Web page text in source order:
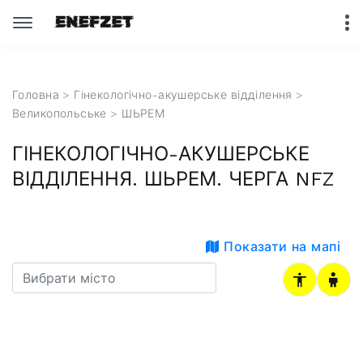
Головна > Гінекологічно-акушерське відділення >
Великопольське > ШЬРЕМ
ГІНЕКОЛОГІЧНО-АКУШЕРСЬКЕ
ВІДДІЛЕННЯ. ШЬРЕМ. ЧЕРГА NFZ
Показати на мапі